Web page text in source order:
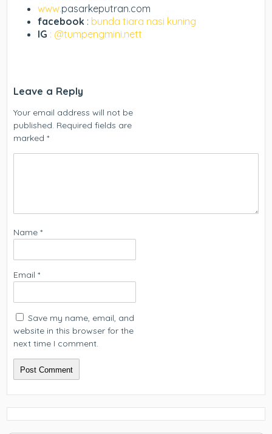
www.pasarkeputran.com
facebook : bunda tiara nasi kuning
IG : @tumpengmini.nett
Leave a Reply
Your email address will not be
published. Required fields are
marked*
Name*
Email*
Save my name, email, and
website in this browser for the
next time I comment.